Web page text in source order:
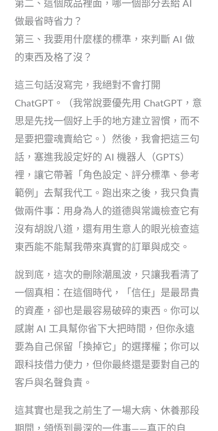
第二、這個成品裡面，哪一個部分丟給 AI
做最省時省力？
第三、我要用什麼樣的標準，來判斷 AI 做
的東西及格了沒？
這三句話沒寫完，我絕對不會打開
ChatGPT。（我常說要優先用 ChatGPT，意
思是先找一個好上手的地方建立習慣，而不
是要把靈魂賣給它。）然後，我會把這三句
話，塞進我設定好的 AI 機器人（GPTS）
裡，讓它帶著「角色設定、評分標準、參考
範例」去幫我代工。跑出來之後，我只負責
做兩件事：用身為人的道德與常識檢查它有
沒有胡說八道，還有用生意人的眼光檢查這
東西能不能幫我帶來真實的訂單與成交。
說到底，這次的刪除潮風波，只讓我看清了
一個真相：在這個時代，「信任」是最昂貴
的資產，卻也是最容易破碎的東西。你可以
感謝 AI 工具幫你省下大把時間，但你永遠
要為自己保留「換掉它」的選擇權；你可以
跟科技借力使力，但你最終還是要對自己的
客戶與名聲負責。
這其實也是我之前生了一場大病、休養那段
期間，領悟到最深的一件事——真正的自